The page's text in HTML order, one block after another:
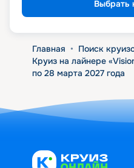
Выбрать
Главная • Поиск
Круиз на лайнере
по 28 марта 2027 года